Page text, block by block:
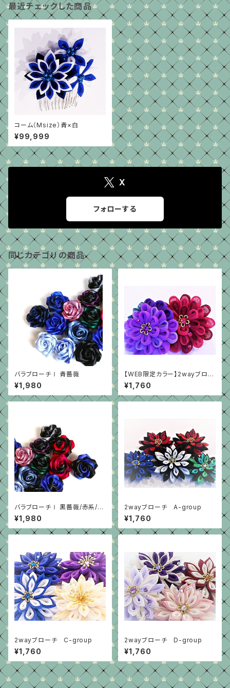
最近チェックした商品
コーム（Msize）青×白
¥99,999
X
フォローする
同じカテゴリの商品
バラブローチⅠ 青薔薇
¥1,980
【WEB限定カラー】2wayブロー
チ A-group
¥1,760
バラブローチⅠ 黒薔薇/赤系/グ
リーン/紫
¥1,980
2wayブローチ A-group
¥1,760
2wayブローチ C-group
¥1,760
2wayブローチ D-group
¥1,760